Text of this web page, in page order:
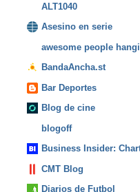
ALT1040
Asesino en serie
awesome people
BandaAncha.st
Bar Deportes
Blog de cine
blogoff
Business Insider:
CMT Blog
Diarios de Futbol